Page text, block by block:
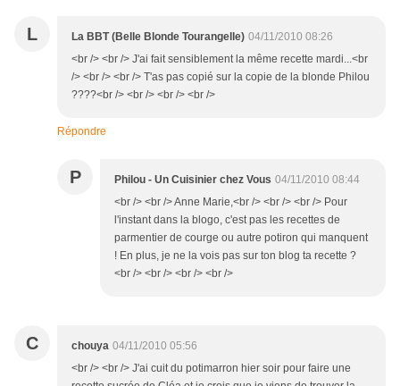
L La BBT (Belle Blonde Tourangelle) 04/11/2010 08:26
<br /> <br /> J'ai fait sensiblement la même recette mardi...<br
/> <br /> <br /> T'as pas copié sur la copie de la blonde Philou
????<br /> <br /> <br /> <br />
Répondre
P Philou - Un Cuisinier chez Vous 04/11/2010 08:44
<br /> <br /> Anne Marie,<br /> <br /> <br /> Pour
l'instant dans la blogo, c'est pas les recettes de
parmentier de courge ou autre potiron qui manquent
! En plus, je ne la vois pas sur ton blog ta recette ?
<br /> <br /> <br /> <br />
C chouya 04/11/2010 05:56
<br /> <br /> J'ai cuit du potimarron hier soir pour faire une